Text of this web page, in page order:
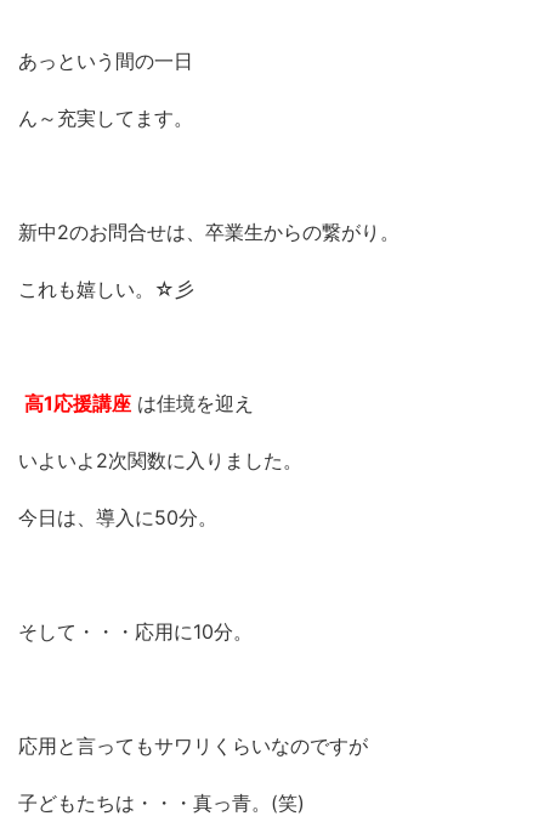
あっという間の一日
ん～充実してます。
新中2のお問合せは、卒業生からの繋がり。
これも嬉しい。☆彡
高1応援講座 は佳境を迎え
いよいよ2次関数に入りました。
今日は、導入に50分。
そして・・・応用に10分。
応用と言ってもサワリくらいなのですが
子どもたちは・・・真っ青。(笑)